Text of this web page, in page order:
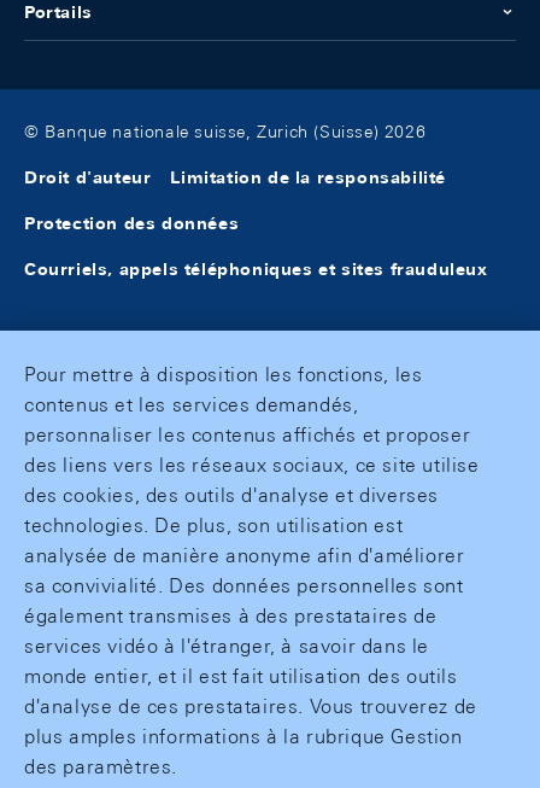
Portails
© Banque nationale suisse, Zurich (Suisse) 2026
Droit d'auteur Limitation de la responsabilité
Protection des données
Courriels, appels téléphoniques et sites frauduleux
Pour mettre à disposition les fonctions, les
contenus et les services demandés,
personnaliser les contenus affichés et proposer
des liens vers les réseaux sociaux, ce site utilise
des cookies, des outils d'analyse et diverses
technologies. De plus, son utilisation est
analysée de manière anonyme afin d'améliorer
sa convivialité. Des données personnelles sont
également transmises à des prestataires de
services vidéo à l'étranger, à savoir dans le
monde entier, et il est fait utilisation des outils
d'analyse de ces prestataires. Vous trouverez de
plus amples informations à la rubrique Gestion
des paramètres.